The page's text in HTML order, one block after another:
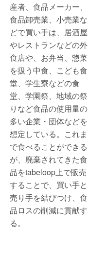
産者、食品メーカー、
食品卸売業、小売業な
どで買い手は、居酒屋
やレストランなどの外
食店や、お弁当、惣菜
を扱う中食、こども食
堂、学生寮などの食
堂、学園祭、地域の祭
りなど食品の使用量の
多い企業・団体などを
想定している。これま
で食べることができる
が、廃棄されてきた食
品をtabeloop上で販売
することで、買い手と
売り手を結びつけ、食
品ロスの削減に貢献す
る。